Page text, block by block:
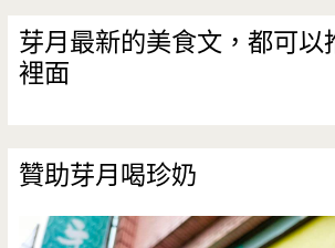
好
約)
芽月最新的美食文，都可以
裡面
贊助芽月喝珍奶